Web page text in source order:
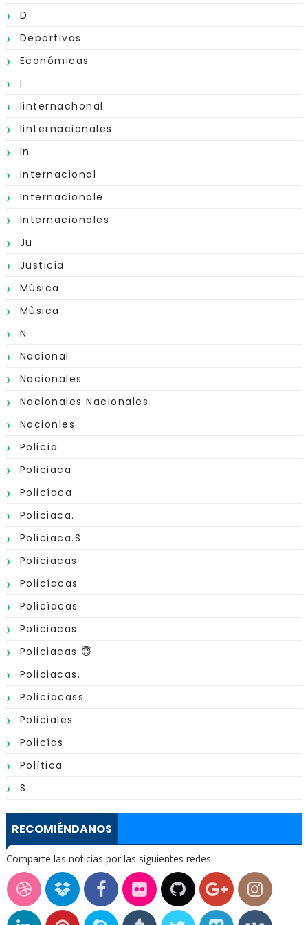
D
Deportivas
Económicas
I
Iinternachonal
Iinternacionales
In
Internacional
Internacionale
Internacionales
Ju
Justicia
Música
Mùsica
N
Nacional
Nacionales
Nacionales Nacionales
Nacionles
Policía
Policiaca
Policíaca
Policiaca.
Policiaca.s
Policiacas
Policíacas
Policìacas
Policiacas .
Policiacas 😇
Policiacas.
Policíacass
Policiales
Policías
Política
S
RECOMIÉNDANOS
Comparte las noticias por las siguientes redes